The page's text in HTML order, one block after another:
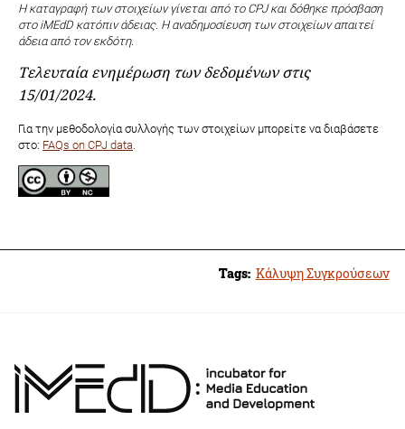
Η καταγραφή των στοιχείων γίνεται από το CPJ και δόθηκε πρόσβαση
στο iMEdD κατόπιν άδειας. Η αναδημοσίευση των στοιχείων απαιτεί
άδεια από τον εκδότη.
Τελευταία ενημέρωση των δεδομένων στις
15/01/2024.
Για την μεθοδολογία συλλογής των στοιχείων μπορείτε να διαβάσετε
στο: FAQs on CPJ data.
Tags: Κάλυψη Συγκρούσεων